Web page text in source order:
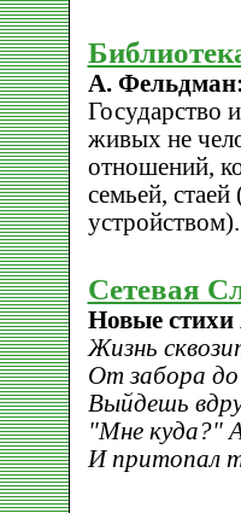
А. Фельдман:
Государство
живых не
отношений,
семьей,
устройством).
Сетевая
Новые
Жизнь
От забора до
Выйдешь
"Мне куда?"
И притопал